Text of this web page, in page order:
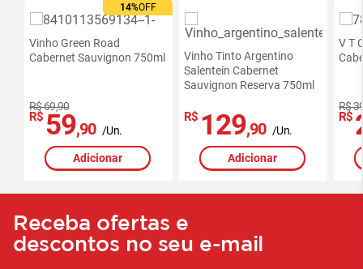
14%OFF
Vinho Green Road
Cabernet Sauvignon 750ml
R$ 69,90
R$ 59,90 /Un.
Adicionar
Vinho Tinto Argentino
Salentein Cabernet
Sauvignon Reserva 750ml
R$ 129,90 /Un.
Adicionar
V T
R$
R$
Receba ofertas e
descontos no seu e-mail